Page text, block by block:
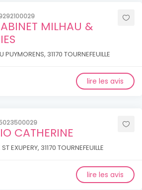
MILHAU &
PUYMORENS, 31170 TOURNEFEUILLE
lire les avis
CATHERINE
EXUPERY, 31170 TOURNEFEUILLE
lire les avis